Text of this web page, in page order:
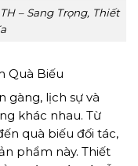
– Sang Trọng, Thiết
Quà Biếu
gàng, lịch sự và
khác nhau. Từ
quà biếu đối tác,
phẩm này. Thiết